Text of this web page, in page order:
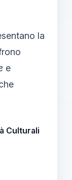
la
e
Culturali